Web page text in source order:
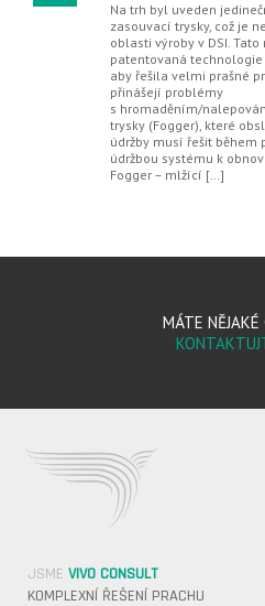
Na trh byl uveden
zasouvací trysky, což je
oblasti výroby v DSI. Tato
patentovaná technologie
aby řešila velmi prašné
přinášejí problémy
s hromaděním/
trysky (Fogger), které
údržby musí řešit během
údržbou systému k
Fogger – mlžící […]
MÁTE
JSME VIVO CONSULT
KOMPLEXNÍ ŘEŠENÍ PRACHU